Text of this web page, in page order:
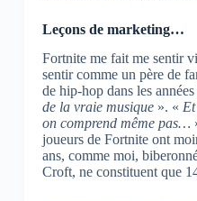
Leçons de marketing…
Fortnite me fait me sentir
sentir comme un père de
de hip-hop dans les
de la vraie musique». «
on comprend même pas…
joueurs de Fortnite ont
ans, comme moi,
Croft, ne constituent que